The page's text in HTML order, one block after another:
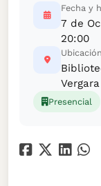
Fecha y
7 de
20:00
Ubicación
Presencial